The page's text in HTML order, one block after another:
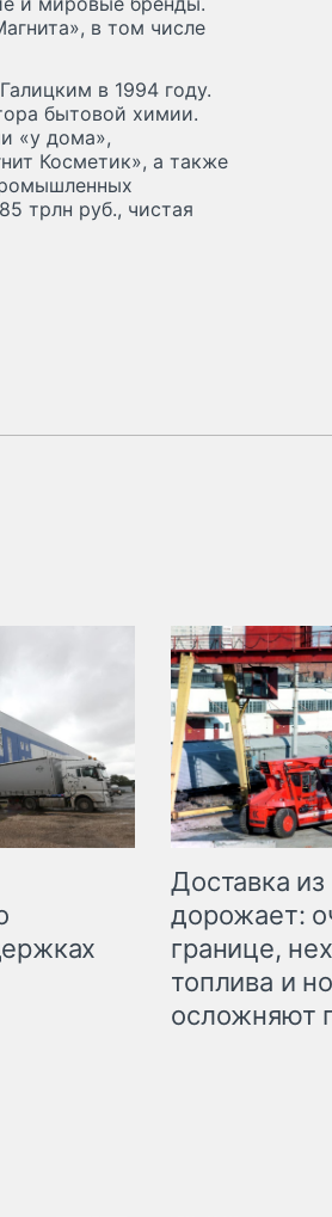
в том числе
в 1994 году.
бытовой химии.
«у дома»,
Косметик», а также
трлн руб., чистая
Доставка из
дорожает:
границе,
топлива и
осложняют